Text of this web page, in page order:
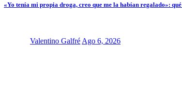
«Yo tenía mi propia droga, creo que me la habían regalado»:
Valentino Galfré Ago 6, 2026